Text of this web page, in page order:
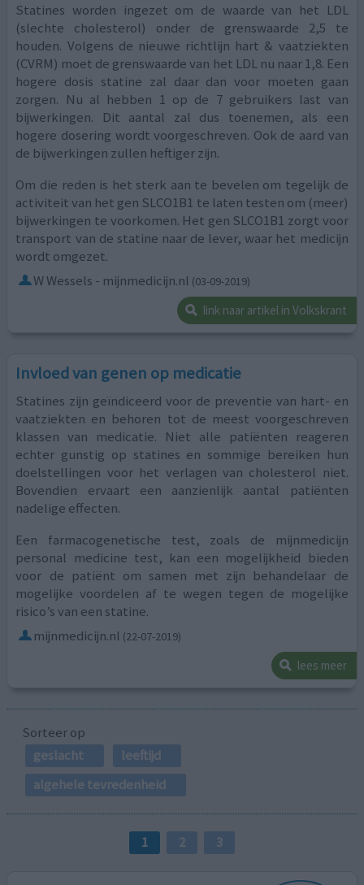
Statines worden ingezet om de waarde van het LDL
(slechte cholesterol) onder de grenswaarde 2,5 te
houden. Volgens de nieuwe richtlijn hart & vaatziekten
(CVRM) moet de grenswaarde van het LDL nu naar 1,8. Een
hogere dosis statine zal daar dan voor moeten gaan
zorgen. Nu al hebben 1 op de 7 gebruikers last van
bijwerkingen. Dit aantal zal dus toenemen, als een
hogere dosering wordt voorgeschreven. Ook de aard van
de bijwerkingen zullen heftiger zijn.
Om die reden is het sterk aan te bevelen om tegelijk de
activiteit van het gen SLCO1B1 te laten testen om (meer)
bijwerkingen te voorkomen. Het gen SLCO1B1 zorgt voor
transport van de statine naar de lever, waar het medicijn
wordt omgezet.
W Wessels - mijnmedicijn.nl (03-09-2019)
link naar artikel in Volkskrant
Invloed van genen op medicatie
Statines zijn geïndiceerd voor de preventie van hart- en
vaatziekten en behoren tot de meest voorgeschreven
klassen van medicatie. Niet alle patiënten reageren
echter gunstig op statines en sommige bereiken hun
doelstellingen voor het verlagen van cholesterol niet.
Bovendien ervaart een aanzienlijk aantal patiënten
nadelige effecten.
Een farmacogenetische test, zoals de mijnmedicijn
personal medicine test, kan een mogelijkheid bieden
voor de patiënt om samen met zijn behandelaar de
mogelijke voordelen af te wegen tegen de mogelijke
risico’s van een statine.
mijnmedicijn.nl (22-07-2019)
lees meer
Sorteer op
geslacht
leeftijd
algehele tevredenheid
1 2 3